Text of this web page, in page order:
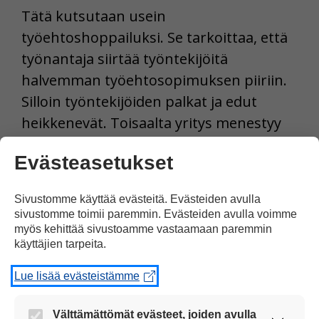
Tätä kutsutaan usein
työehtoshoppailuksi. Se tarkoittaa, että
työnantaja siirtää työntekijöitä
halvemman työehtosopimuksen piiriin.
Silloin työntekijöiden palkat ja edut
heikkenevät. Toisaalta yritys menestyy
vähemmän rahaa.
Lähteet: Yle, STT
Tulosta uutinen
Evästeasetukset
Sivustomme käyttää evästeitä. Evästeiden avulla
sivustomme toimii paremmin. Evästeiden avulla voimme
myös kehittää sivustoamme vastaamaan paremmin
käyttäjien tarpeita.
Lue lisää evästeistämme
Välttämättömät evästeet, joiden avulla